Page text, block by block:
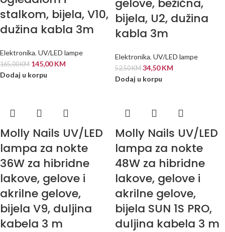
stalkom, bijela, V10,
dužina kabla 3m
Elektronika, UV/LED lampe
165,00KM 145,00KM
Dodaj u korpu
gelove, bežična,
bijela, U2, dužina
kabla 3m
Elektronika, UV/LED lampe
52,50KM 34,50KM
Dodaj u korpu
Molly Nails UV/LED
lampa za nokte
36W za hibridne
lakove, gelove i
akrilne gelove,
bijela V9, duljina
kabela 3 m
Molly Nails UV/LED
lampa za nokte
48W za hibridne
lakove, gelove i
akrilne gelove,
bijela SUN 1S PRO,
duljina kabela 3 m